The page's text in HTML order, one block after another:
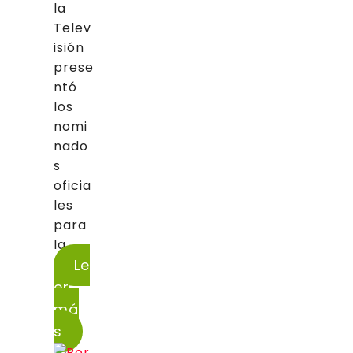
la
Telev
isión
prese
ntó
los
nomi
nado
s
oficia
les
para
la...
Le
er
má
s